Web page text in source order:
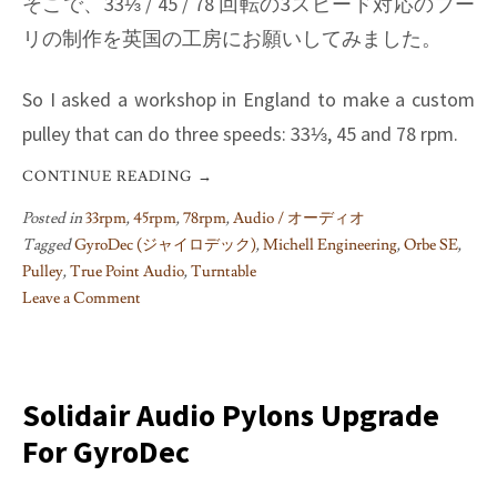
リの制作を英国の工房にお願いしてみました。
So I asked a workshop in England to make a custom
pulley that can do three speeds: 33⅓, 45 and 78 rpm.
CONTINUE READING →
Posted in33rpm,45rpm,78rpm,Audio / オーディオ
TaggedGyroDec (ジャイロデック),Michell Engineering,Orbe SE,
Pulley,True Point Audio,Turntable
Leave a Comment
for
Michell
DC
Solidair Audio Pylons Upgrade
For GyroDec